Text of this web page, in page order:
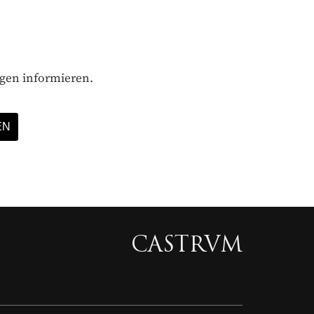
informieren.
CASTRVM